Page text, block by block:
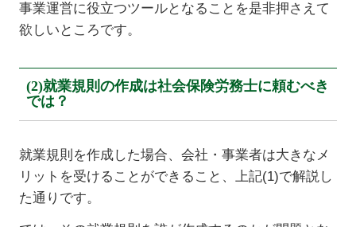
事業運営に役立つツールとなることを是非押さえて
欲しいところです。
(2)就業規則の作成は社会保険労務士に頼むべき
では？
就業規則を作成した場合、会社・事業者は大きなメ
リットを受けることができること、上記(1)で解説し
た通りです。